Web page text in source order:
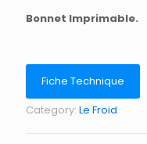
Bonnet Imprimable.
Fiche Technique
Category: Le Froid